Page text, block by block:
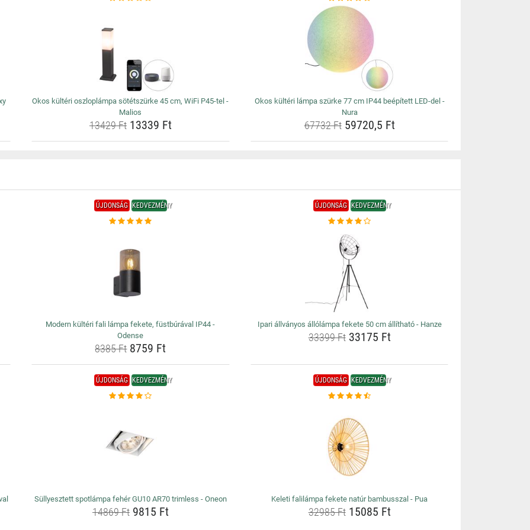
Okos kültéri oszloplámpa sötétszürke 45 cm, WiFi P45-tel -
Malios
13429 Ft13339 Ft
Okos kültéri lámpa szürke 77 cm IP44 beépített LED-del -
Nura
67732 Ft59720,5 Ft
ÚJDONSÁG KEDVEZMÉNY
Modern kültéri fali lámpa fekete, füstbúrával IP44 -
Odense
8385 Ft8759 Ft
ÚJDONSÁG KEDVEZMÉNY
Ipari állványos állólámpa fekete 50 cm állítható - Hanze
33399 Ft33175 Ft
ÚJDONSÁG KEDVEZMÉNY
Süllyesztett spotlámpa fehér GU10 AR70 trimless - Oneon
14869 Ft9815 Ft
ÚJDONSÁG KEDVEZMÉNY
Keleti falilámpa fekete natúr bambusszal - Pua
32985 Ft15085 Ft